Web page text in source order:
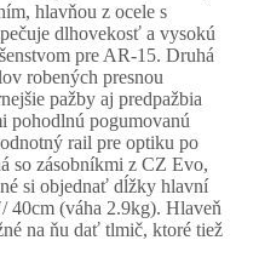
hlavňou z ocele s
dlhovekosť a vysokú
pre AR-15. Druhá
robených presnou
pažby aj predpažbia
pohodlnú pogumovanú
rail pre optiku po
so zásobníkmi z CZ Evo,
si objednať dĺžky hlavní
40cm (váha 2.9kg). Hlaveň
na ňu dať tlmič, ktoré tiež